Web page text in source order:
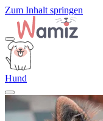
Zum Inhalt springen
Hund